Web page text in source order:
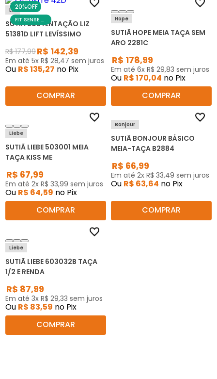
20%OFF
FIT SENSE DAY
Liz
SUTIÃ SUSTENTAÇÃO LIZ
51381D LIFT LEVÍSSIMO
R$ 177,99R$ 142,39
Em até 5x R$ 28,47 sem juros
Ou R$135,27 no Pix
COMPRAR
Hope
SUTIÃ HOPE MEIA TAÇA SEM
ARO 2281C
R$ 178,99
Em até 6x R$ 29,83 sem juros
Ou R$170,04 no Pix
COMPRAR
Liebe
SUTIÃ LIEBE 503001 MEIA
TAÇA KISS ME
R$ 67,99
Em até 2x R$ 33,99 sem juros
Ou R$ 64,59 no Pix
COMPRAR
Bonjour
SUTIÃ BONJOUR BÁSICO
MEIA-TAÇA B2884
R$ 66,99
Em até 2x R$ 33,49 sem juros
Ou R$ 63,64 no Pix
COMPRAR
Liebe
SUTIÃ LIEBE 603032B TAÇA
1/2 E RENDA
R$ 87,99
Em até 3x R$ 29,33 sem juros
Ou R$ 83,59 no Pix
COMPRAR